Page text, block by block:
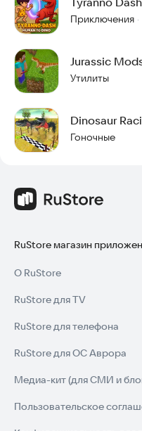
Приключения ·
Jurassic
Утилиты
Dinosaur
Гоночные
RuStore магазин
О RuStore
RuStore для TV
RuStore для телефона
RuStore для ОС Аврора
Медиа-кит (для СМИ и
Пользовательское